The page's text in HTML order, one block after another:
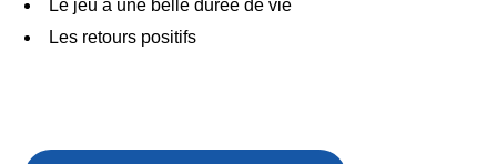
Le jeu a une belle durée de vie
Les retours positifs